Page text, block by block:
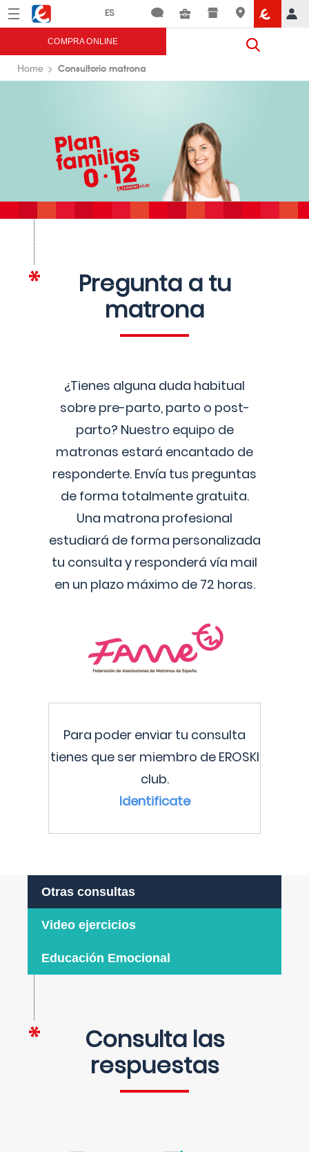
Menú Eroski
COMPRA ONLINE
Home Consultorio matrona
Pregunta a tu
matrona
¿Tienes alguna duda habitual
sobre pre-parto, parto o post-
parto? Nuestro equipo de
matronas estará encantado de
responderte. Envía tus preguntas
de forma totalmente gratuita.
Una matrona profesional
estudiará de forma personalizada
tu consulta y responderá vía mail
en un plazo máximo de 72 horas.
Para poder enviar tu consulta
tienes que ser miembro de EROSKI
club.
Identificate
Otras consultas
Video ejercicios
Educación Emocional
Consulta las
respuestas